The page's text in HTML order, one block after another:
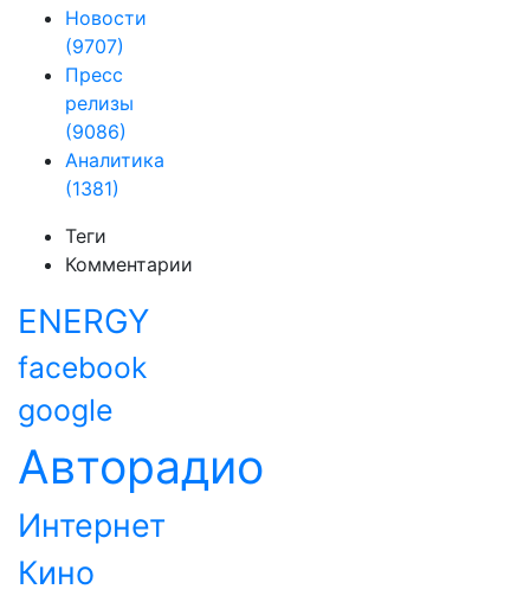
Новости
(9707)
Пресс
релизы
(9086)
Аналитика
(1381)
Теги
Комментарии
ENERGY
facebook
google
Авторадио
Интернет
Кино